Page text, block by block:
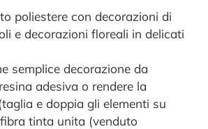
poliestere con decorazioni di
e decorazioni floreali in delicati
semplice decorazione da
adesiva o rendere la
e doppia gli elementi su
tinta unita (venduto